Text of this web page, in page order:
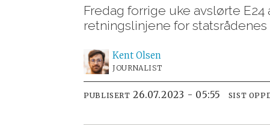
Fredag forrige uke avslørte
retningslinjene for
Kent Olsen
JOURNALIST
PUBLISERT 26.07.2023 - 05:55 SIST